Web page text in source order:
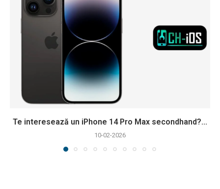
Te interesează un iPhone 14 Pro Max secondhand?...
10-02-2026